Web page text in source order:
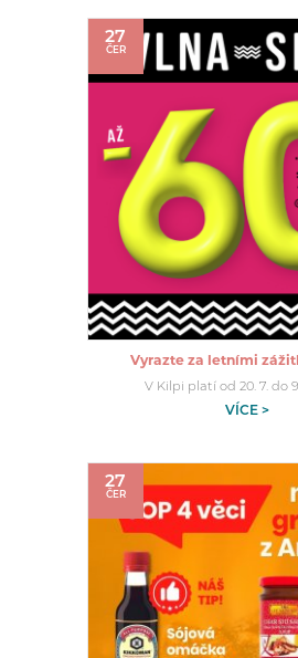
27
ČER
Vyrazte za letními
V Kilpi platí od 20. 7. do
VÍCE >
27
ČER